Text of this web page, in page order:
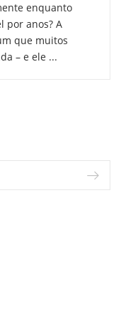
enquanto
por anos? A
que muitos
– e ele ...